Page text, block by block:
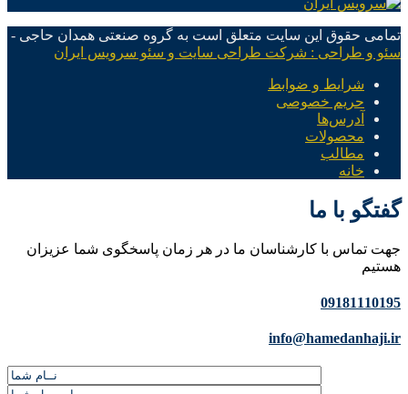
تمامی حقوق این سایت متعلق است به گروه صنعتی همدان حاجی -
سئو و طراحی : شرکت طراحی سایت و سئو سرویس ایران
شرایط و ضوابط
حریم خصوصی
آدرس‌ها
محصولات
مطالب
خانه
گفتگو با ما
جهت تماس با کارشناسان ما در هر زمان پاسخگوی شما عزیزان
هستیم
09181110195
info@hamedanhaji.ir